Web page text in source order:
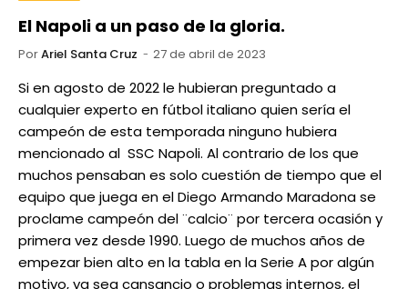
El Napoli a un paso de la gloria.
PorAriel Santa Cruz 27 de abril de 2023
Si en agosto de 2022 le hubieran preguntado a
cualquier experto en fútbol italiano quien sería el
campeón de esta temporada ninguno hubiera
mencionado al SSC Napoli. Al contrario de los que
muchos pensaban es solo cuestión de tiempo que el
equipo que juega en el Diego Armando Maradona se
proclame campeón del ¨calcio¨ por tercera ocasión y
primera vez desde 1990. Luego de muchos años de
empezar bien alto en la tabla en la Serie A por algún
motivo, ya sea cansancio o problemas internos, el